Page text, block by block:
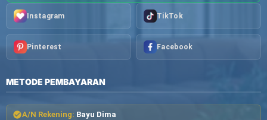
Instagram TikTok
Pinterest Facebook
METODE PEMBAYARAN
A/N Rekening: Bayu Dima